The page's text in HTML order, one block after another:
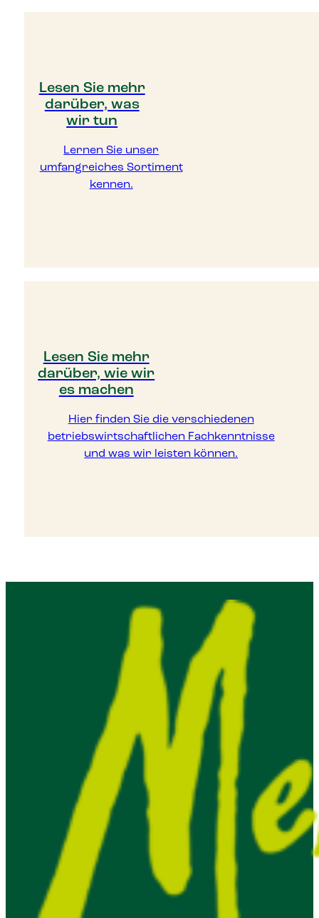
Lesen Sie mehr
darüber, was
wir tun
Lernen Sie unser
umfangreiches Sortiment
kennen.
Lesen Sie mehr
darüber, wie wir
es machen
Hier finden Sie die verschiedenen
betriebswirtschaftlichen Fachkenntnisse
und was wir leisten können.